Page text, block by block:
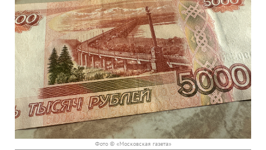
Фото © «Московская газета»